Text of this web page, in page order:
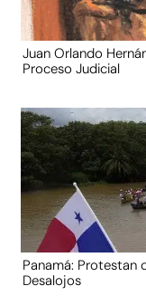
Juan Orlando
Proceso Judicial
Panamá: Protestan
Desalojos